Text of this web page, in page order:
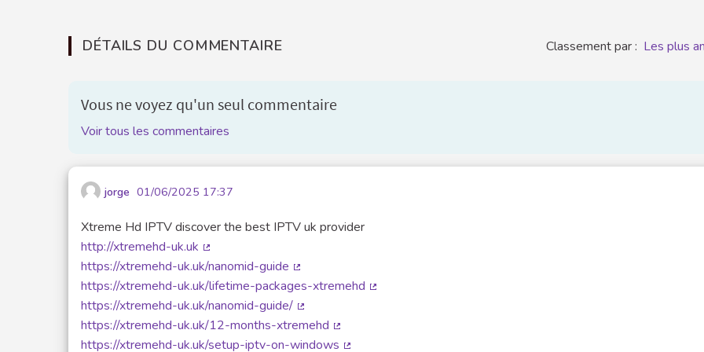
DÉTAILS DU COMMENTAIRE Classement par : Les plus
Vous ne voyez qu'un seul commentaire
Voir tous les commentaires
jorge 01/06/2025 17:37
Xtreme Hd IPTV discover the best IPTV uk provider
http://xtremehd-uk.uk
(Lien externe)
https://xtremehd-uk.uk/nanomid-guide
(Lien externe)
https://xtremehd-uk.uk/lifetime-packages-xtremehd
https://xtremehd-uk.uk/nanomid-guide/
(Lien externe)
https://xtremehd-uk.uk/12-months-xtremehd
(Lien externe)
https://xtremehd-uk.uk/setup-iptv-on-windows